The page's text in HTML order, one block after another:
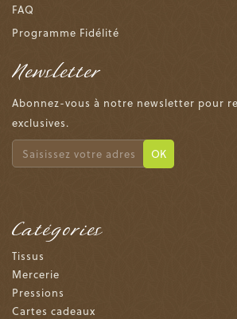
FAQ
Programme Fidélité
Newsletter
Abonnez-vous à notre newsletter pour
exclusives.
OK
Catégories
Tissus
Mercerie
Pressions
Cartes cadeaux